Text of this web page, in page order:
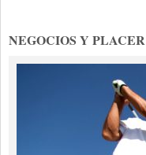
NEGOCIOS Y PLACER